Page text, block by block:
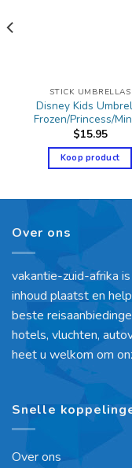
STICK UMBRELLAS
Disney Kids
Frozen/Princess/
$15.95
Koop product
Over ons
vakantie-zuid-afrika
inhoud plaatst en
beste
hotels, vluchten,
heet u welkom om
Snelle
Over ons